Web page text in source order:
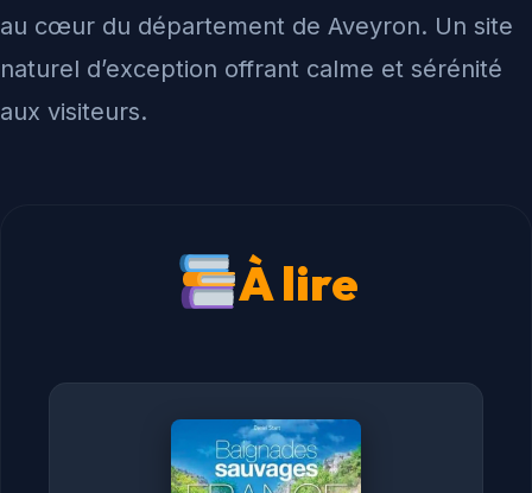
au cœur du département de Aveyron. Un site
naturel d’exception offrant calme et sérénité
aux visiteurs.
À lire